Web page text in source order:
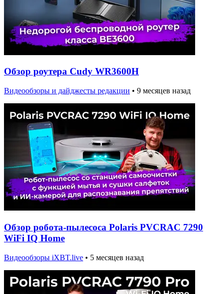
Обзор роутера Cudy WR3600H
Видеообзоры и дайджесты редакции • 9 месяцев назад
Обзор робота-пылесоса Polaris PVCRAC 7290
WiFi IQ Home
Видеообзоры iXBT.live • 5 месяцев назад